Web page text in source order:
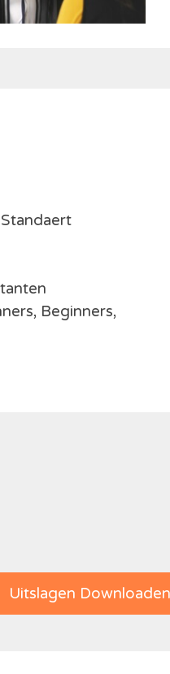
Beginners,
Uitslagen